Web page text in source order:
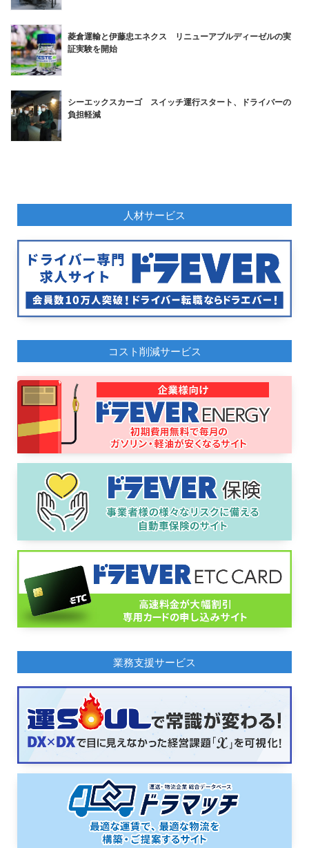
菱倉運輸と伊藤忠エネクス リニューアブルディーゼルの実
証実験を開始
シーエックスカーゴ スイッチ運行スタート、ドライバーの
負担軽減
人材サービス
コスト削減サービス
業務支援サービス